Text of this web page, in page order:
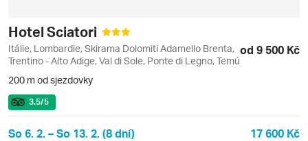
Hotel Sciatori
Itálie, Lombardie, Skirama Dolomiti Adamello Brenta,
Trentino - Alto Adige, Val di Sole, Ponte di Legno, Temú
od 9 500 Kč
200 m od sjezdovky
3.5/5
So 6. 2. – So 13. 2. (8 dní) 17 600 Kč